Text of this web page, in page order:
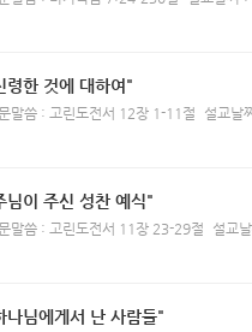
령한 것에 대하여"
말씀 : 고린도전서 12장 1-11절 설교날
님이 주신 성찬 예식"
말씀 : 고린도전서 11장 23-29절 설교
나님에게서 난 사람들"